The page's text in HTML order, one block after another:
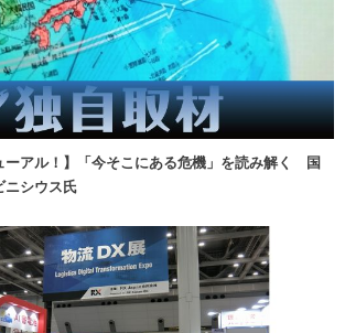
ーアル！】「今そこにある危機」を読み解く 国
ニシウス氏